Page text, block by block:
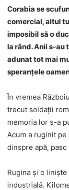
Corabia se
comercial, altul
imposibil să o
la rând. Anii s-au
adunat tot mai
speranţele
În vremea
trecut soldaţii
memoria lor s-a
Acum a ruginit
dinspre apă, pasc
Rugina și o
industrială.